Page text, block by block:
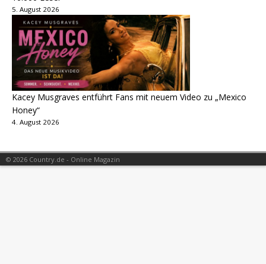
5. August 2026
Kacey Musgraves entführt Fans mit neuem Video zu „Mexico
Honey“
4. August 2026
© 2026 Country.de - Online Magazin